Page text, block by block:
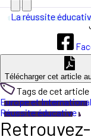
La réussite
Télécharger cet article
Tags de cet article
Europe et International
Réussite éducative